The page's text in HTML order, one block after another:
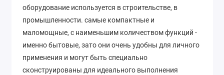
оборудование используется в строительстве, в
промышленности. самые компактные и
маломощные, с наименьшим количеством функций -
именно бытовые, зато они очень удобны для личного
применения и могут быть специально
сконструированы для идеального выполнения